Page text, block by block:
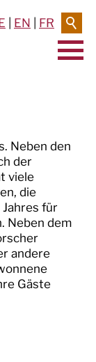
EN FR
Neben den
der
viele
die
für
Neben dem
andere
Gäste